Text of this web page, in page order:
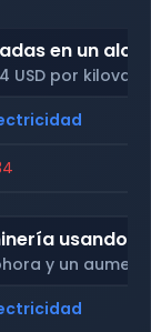
en un
USD por
usando
y un